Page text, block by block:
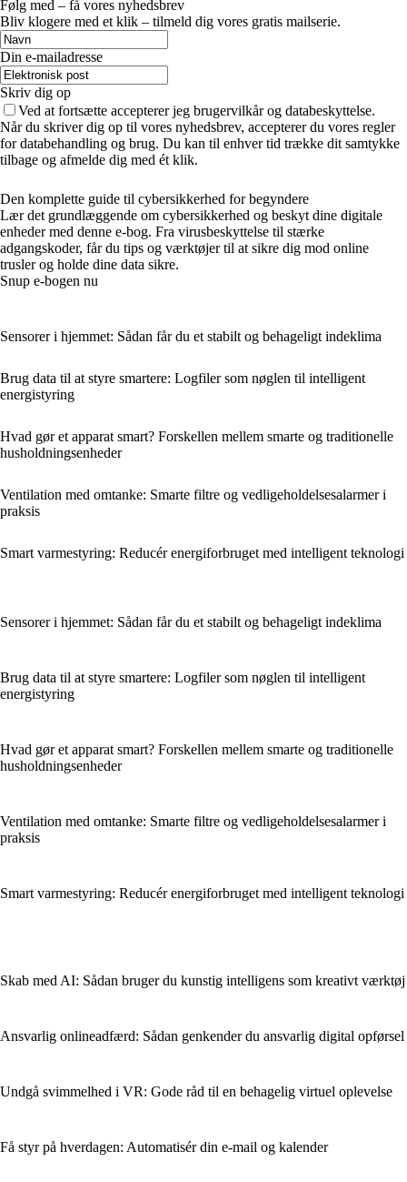
Følg med – få vores nyhedsbrev
Bliv klogere med et klik – tilmeld dig vores gratis mailserie.
Din e-mailadresse
Skriv dig op
Ved at fortsætte accepterer jeg brugervilkår og databeskyttelse.
Når du skriver dig op til vores nyhedsbrev, accepterer du vores regler
for databehandling og brug. Du kan til enhver tid trække dit samtykke
tilbage og afmelde dig med ét klik.
Den komplette guide til cybersikkerhed for begyndere
Lær det grundlæggende om cybersikkerhed og beskyt dine digitale
enheder med denne e-bog. Fra virusbeskyttelse til stærke
adgangskoder, får du tips og værktøjer til at sikre dig mod online
trusler og holde dine data sikre.
Snup e-bogen nu
Sensorer i hjemmet: Sådan får du et stabilt og behageligt indeklima
Brug data til at styre smartere: Logfiler som nøglen til intelligent
energistyring
Hvad gør et apparat smart? Forskellen mellem smarte og traditionelle
husholdningsenheder
Ventilation med omtanke: Smarte filtre og vedligeholdelsesalarmer i
praksis
Smart varmestyring: Reducér energiforbruget med intelligent teknologi
Sensorer i hjemmet: Sådan får du et stabilt og behageligt indeklima
Brug data til at styre smartere: Logfiler som nøglen til intelligent
energistyring
Hvad gør et apparat smart? Forskellen mellem smarte og traditionelle
husholdningsenheder
Ventilation med omtanke: Smarte filtre og vedligeholdelsesalarmer i
praksis
Smart varmestyring: Reducér energiforbruget med intelligent teknologi
Skab med AI: Sådan bruger du kunstig intelligens som kreativt værktøj
Ansvarlig onlineadfærd: Sådan genkender du ansvarlig digital opførsel
Undgå svimmelhed i VR: Gode råd til en behagelig virtuel oplevelse
Få styr på hverdagen: Automatisér din e-mail og kalender